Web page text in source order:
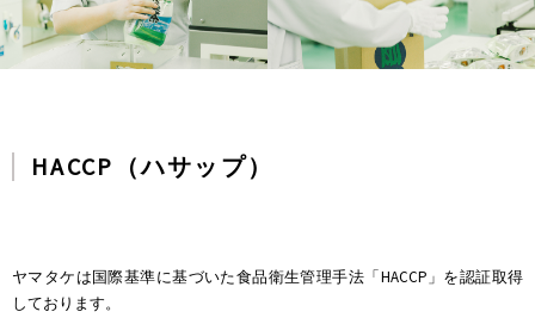
HACCP（ハサップ）
ヤマタケは国際基準に基づいた食品衛生管理手法「HACCP」を認証取得
しております。